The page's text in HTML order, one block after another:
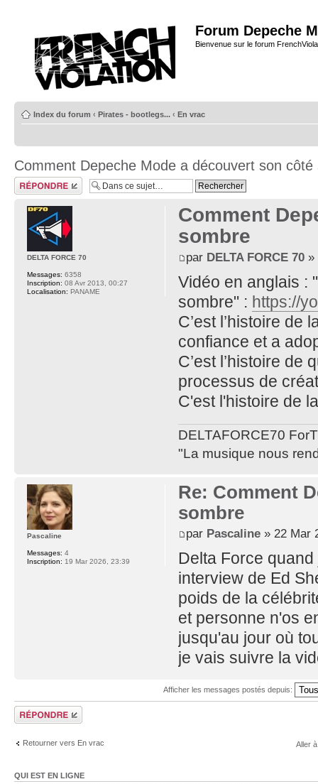
Forum Depeche
Bienvenue sur le forum
Index du forum ‹ Pirates - bootlegs... ‹ En vrac
Comment Depeche Mode a découvert son côté
Répondre
Comment
sombre
par DELTA FORCE 70»
Vidéo en anglais :
sombre" : https://
C’est l’histoire de
confiance et a
C’est l’histoire de
processus de
C'est l'histoire de
DELTAFORCE70
"La musique nous
DELTA FORCE 70
Messages: 6358
Inscription: 08 Avr 2013, 00:27
Localisation: PANAME
Re: Comment
sombre
par Pascaline» 22 Mar
Delta Force
interview de Ed
poids de la
et personne n'os
jusqu'au jour où
je vais suivre la
Pascaline
Messages: 4
Inscription: 19 Mar 2026, 23:39
Afficher les messages postés depuis:
Répondre
Retourner vers En vrac Aller
QUI EST EN LIGNE